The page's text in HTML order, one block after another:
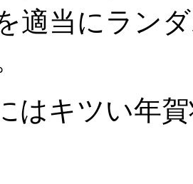
適当にラン
はキツい年賀